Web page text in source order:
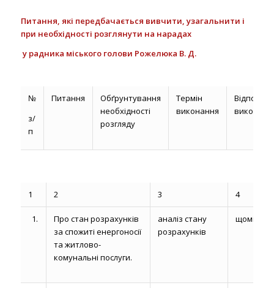
Питання, які передбачається вивчити, узагальнити і
при необхідності розглянути на нарадах
у радника міського голови Рожелюка В. Д.
№
з/
п
Питання
Обґрунтування
необхідності
розгляду
Термін
виконання
виконавці
1 2 3 4
1.
Про стан розрахунків
за спожиті енергоносії
та житлово-
комунальні послуги.
аналіз стану
розрахунків
щомісяця